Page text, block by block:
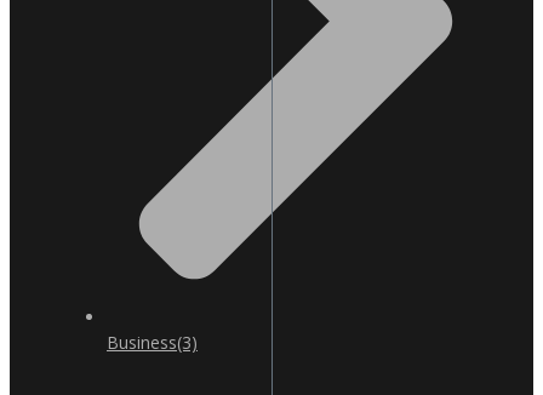
Business(3)